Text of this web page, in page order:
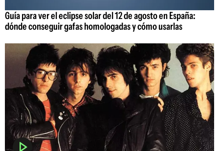
Guía para ver el eclipse solar del 12 de agosto en España:
dónde conseguir gafas homologadas y cómo usarlas